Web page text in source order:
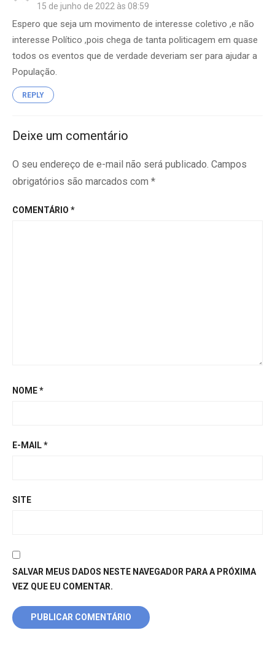
15 de junho de 2022 às 08:59
Espero que seja um movimento de interesse coletivo ,e não
interesse Político ,pois chega de tanta politicagem em quase
todos os eventos que de verdade deveriam ser para ajudar a
População.
REPLY
Deixe um comentário
O seu endereço de e-mail não será publicado. Campos
obrigatórios são marcados com *
COMENTÁRIO *
NOME*
E-MAIL*
SITE
SALVAR MEUS DADOS NESTE NAVEGADOR PARA A PRÓXIMA
VEZ QUE EU COMENTAR.